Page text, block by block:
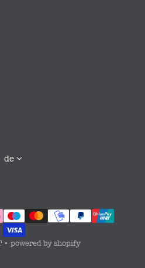
sprache
de
• powered by shopify